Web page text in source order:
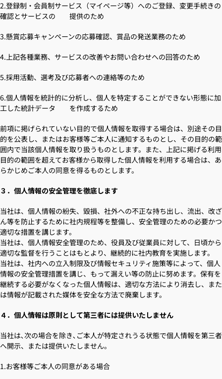
2.登録制・会員制サービス（マイページ等）へのご登録、変更手続きの
確認とサービスの 提供のため
3.懸賞応募キャンペーンの応募確認、賞品の発送業務のため
4.上記各種業務、サービスの改善やお問い合わせへの回答のため
5.採用活動、選考及び応募者への連絡等のため
6.個人情報を統計的に分析し、個人を特定することができない形態に加
工した統計データ を作成するため
前項に掲げられていない目的で個人情報を取得する場合は、別途その目
的を公表し、またはお客様等ご本人に通知するものとし、その目的の範
囲内で当該個人情報を取り扱うものとします。また、上記に掲げる利用
目的の範囲を超えてお客様から取得した個人情報を利用する場合は、あ
らかじめご本人の同意を得るものとします。
３．個人情報の安全管理を徹底します
当社は、個人情報の紛失、毀損、社外への不正な持ち出し、流出、改ざ
ん等を防止するために社内規程等を整備し、安全管理のための必要かつ
適切な措置を講じます。
当社は、個人情報安全管理のため、役員及び従業員に対して、日頃から
適切な監督を行うことはもとより、継続的に社内教育を実施します。
当社は、社内への立入制限及び情報セキュリティ施策等によって、個人
情報の安全管理措置を講じ、もって漏えい等の防止に努めます。保有を
継続する必要がなくなった個人情報は、適切な方法により消去し、また
は情報が記載された媒体を安全な方法で廃棄します。
４．個人情報は原則として第三者には提供いたしません
当社は､次の場合を除き､ご本人が特定されうる状態で個人情報を第三者
へ開示、または提供いたしません｡
1.お客様等ご本人の同意がある場合